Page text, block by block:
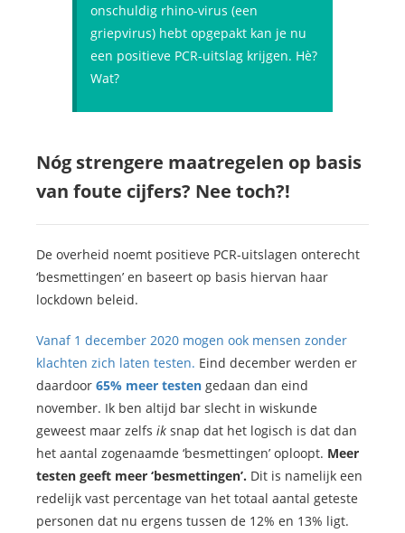
onschuldig rhino-virus (een
griepvirus) hebt opgepakt kan je nu
een positieve PCR-uitslag krijgen. Hè?
Wat?
Nóg strengere maatregelen op basis
van foute cijfers? Nee toch?!
De overheid noemt positieve PCR-uitslagen onterecht
‘besmettingen’ en baseert op basis hiervan haar
lockdown beleid.
Vanaf 1 december 2020 mogen ook mensen zonder
klachten zich laten testen. Eind december werden er
daardoor 65% meer testen gedaan dan eind
november. Ik ben altijd bar slecht in wiskunde
geweest maar zelfs ik snap dat het logisch is dat dan
het aantal zogenaamde ‘besmettingen’ oploopt. Meer
testen geeft meer ‘besmettingen’. Dit is namelijk een
redelijk vast percentage van het totaal aantal geteste
personen dat nu ergens tussen de 12% en 13% ligt.